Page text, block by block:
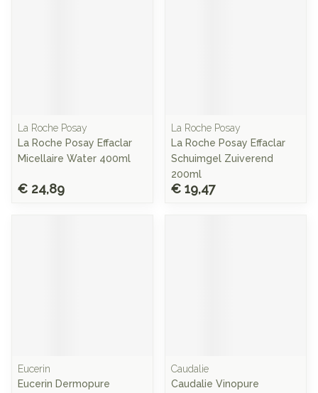
La Roche Posay
La Roche Posay Effaclar
Micellaire Water 400ml
€ 24,89
La Roche Posay
La Roche Posay Effaclar
Schuimgel Zuiverend
200ml
€ 19,47
Eucerin
Eucerin Dermopure
Caudalie
Caudalie Vinopure